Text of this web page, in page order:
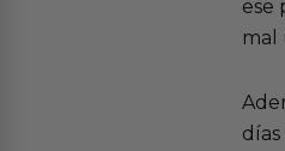
ese
mal